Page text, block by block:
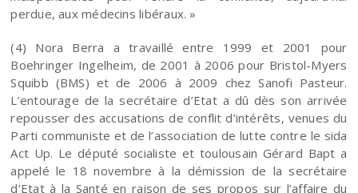
perdue, aux médecins libéraux. »
(4) Nora Berra a travaillé entre 1999 et 2001 pour
Boehringer Ingelheim, de 2001 à 2006 pour Bristol-Myers
Squibb (BMS) et de 2006 à 2009 chez Sanofi Pasteur.
L’entourage de la secrétaire d’Etat a dû dès son arrivée
repousser des accusations de conflit d’intérêts, venues du
Parti communiste et de l’association de lutte contre le sida
Act Up. Le député socialiste et toulousain Gérard Bapt a
appelé le 18 novembre à la démission de la secrétaire
d’Etat à la Santé en raison de ses propos sur l’affaire du